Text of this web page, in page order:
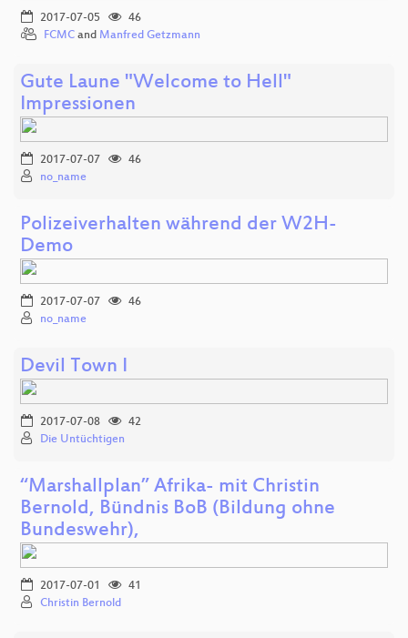
2017-07-05
46
FCMC and Manfred Getzmann
Gute Laune "Welcome to Hell"
Impressionen
2017-07-07
46
no_name
Polizeiverhalten während der W2H-
Demo
2017-07-07
46
no_name
Devil Town I
2017-07-08
42
Die Untüchtigen
“Marshallplan” Afrika- mit Christin
Bernold, Bündnis BoB (Bildung ohne
Bundeswehr),
2017-07-01
41
Christin Bernold